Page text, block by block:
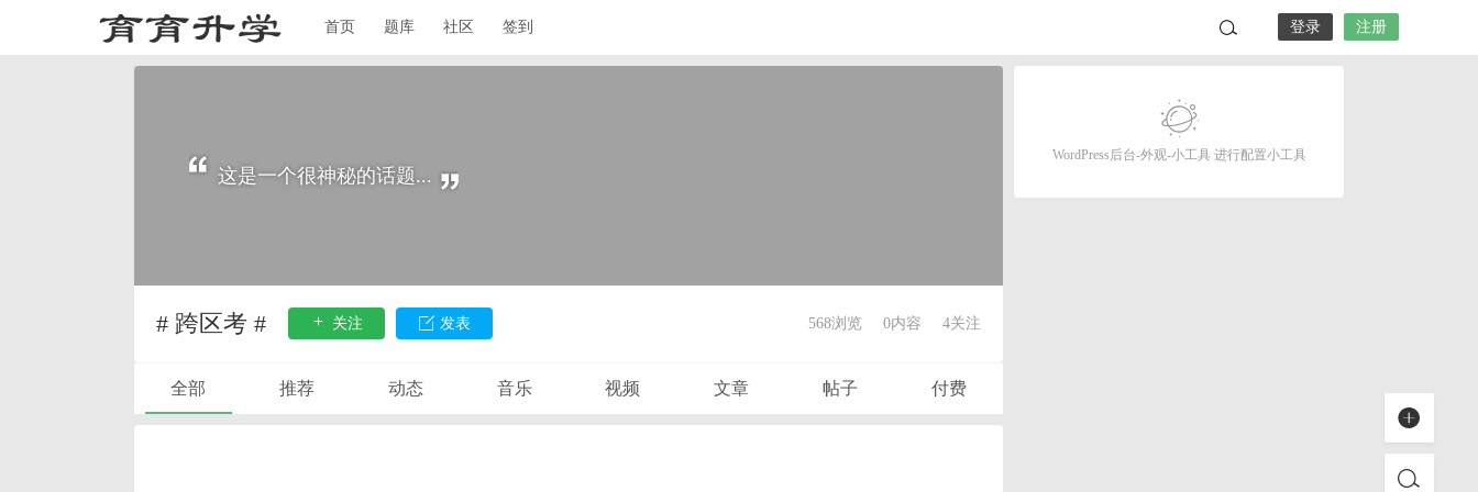
首页 题库 社区 签到 登录 注册
WordPress后台-外观-小工具 进行配置小工具
这是一个很神秘的话题...
# 跨区考 # 关注 发表 568浏览 0内容 4关注
全部 推荐 动态 音乐 视频 文章 帖子 付费